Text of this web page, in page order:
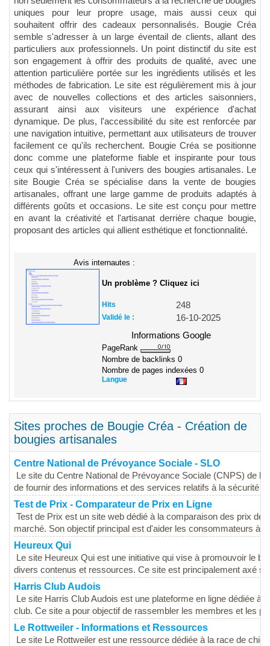
uniques pour leur propre usage, mais aussi ceux qui
souhaitent offrir des cadeaux personnalisés. Bougie Créa
semble s'adresser à un large éventail de clients, allant des
particuliers aux professionnels. Un point distinctif du site est
son engagement à offrir des produits de qualité, avec une
attention particulière portée sur les ingrédients utilisés et les
méthodes de fabrication. Le site est régulièrement mis à jour
avec de nouvelles collections et des articles saisonniers,
assurant ainsi aux visiteurs une expérience d'achat
dynamique. De plus, l'accessibilité du site est renforcée par
une navigation intuitive, permettant aux utilisateurs de trouver
facilement ce qu'ils recherchent. Bougie Créa se positionne
donc comme une plateforme fiable et inspirante pour tous
ceux qui s'intéressent à l'univers des bougies artisanales. Le
site Bougie Créa se spécialise dans la vente de bougies
artisanales, offrant une large gamme de produits adaptés à
différents goûts et occasions. Le site est conçu pour mettre
en avant la créativité et l'artisanat derrière chaque bougie,
proposant des articles qui allient esthétique et fonctionnalité.
Avis internautes :
Un problème ? Cliquez ici
Hits 248
Validé le :
16-10-2025
Informations Google
PageRank
Nombre de backlinks 0
Nombre de pages indexées 0
Langue
Sites proches de Bougie Créa - Création de
bougies artisanales
Centre National de Prévoyance Sociale - SLO
Le site du Centre National de Prévoyance Sociale (CNPS) de
de fournir des informations et des services relatifs à la sécurité
Test de Prix - Comparateur de Prix en Ligne
Test de Prix est un site web dédié à la comparaison des prix
marché. Son objectif principal est d'aider les consommateurs à
Heureux Qui
Le site Heureux Qui est une initiative qui vise à promouvoir le
divers contenus et ressources. Ce site est principalement axé
Harris Club Audois
Le site Harris Club Audois est une plateforme en ligne dédiée à
club. Ce site a pour objectif de rassembler les membres et les
Le Rottweiler - Informations et Ressources
Le site Le Rottweiler est une ressource dédiée à la race de